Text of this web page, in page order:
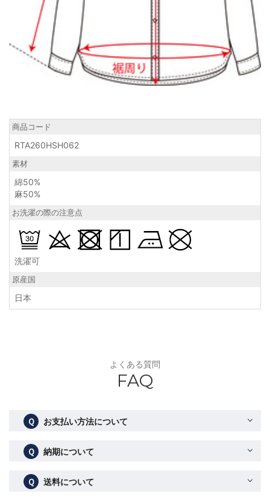
商品コード
RTA260HSH062
素材
綿50%
麻50%
お洗濯の際の注意点
洗濯可
原産国
日本
よくある質問
FAQ
Ｑ お支払い方法について
Ｑ 納期について
Ｑ 送料について